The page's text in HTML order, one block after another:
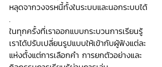
หลุดจากวงจรหนี้ทั้งในระบบและนอกระบบได้
.
ในทุกครั้งที่เราออกแบบกระบวนการเรียนรู้
เราได้ปรับเปลี่ยนรูปแบบให้เข้ากับผู้ฟังแต่ละ
แห่งตั้งแต่การเลือกคำ การยกตัวอย่างและ